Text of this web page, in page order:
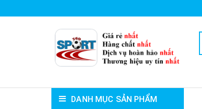
DANH MỤC SẢN PHẨM